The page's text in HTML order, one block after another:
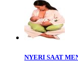
NYERI SAAT